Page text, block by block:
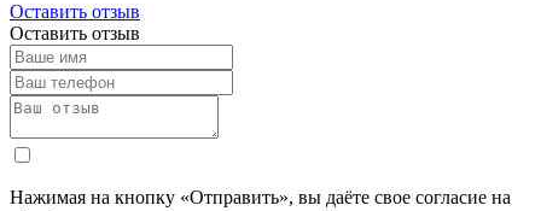
Оставить отзыв
Оставить отзыв
Нажимая на кнопку «Отправить», вы даёте свое согласие на